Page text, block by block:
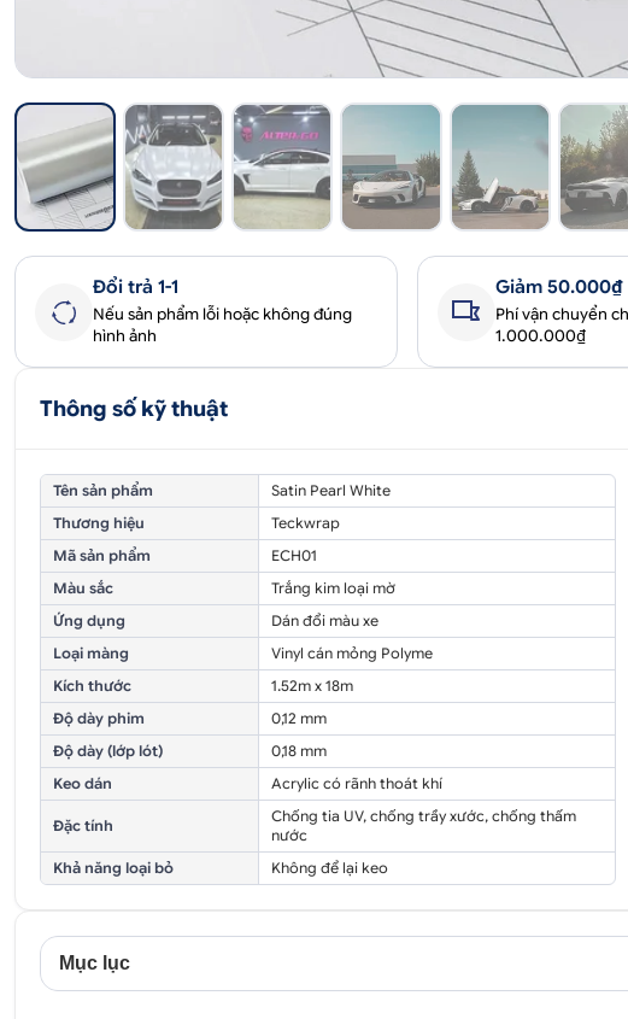
Đổi trả 1-1
Nếu sản phẩm lỗi hoặc không đúng
hình ảnh
Giảm 50.000₫
Phí vận chuyển
1.000.000₫
Thông số kỹ thuật
Tên sản phẩm
Satin Pearl White
Thương hiệu
Teckwrap
Mã sản phẩm
ECH01
Màu sắc
Trắng kim loại mờ
Ứng dụng
Dán đổi màu xe
Loại màng
Vinyl cán mỏng Polyme
Kích thước
1.52m x 18m
Độ dày phim
0,12 mm
Độ dày (lớp lót)
0,18 mm
Keo dán
Acrylic có rãnh thoát khí
Đặc tính
Chống tia UV, chống trầy xước, chống thấm
nước
Khả năng loại bỏ
Không để lại keo
Mục lục